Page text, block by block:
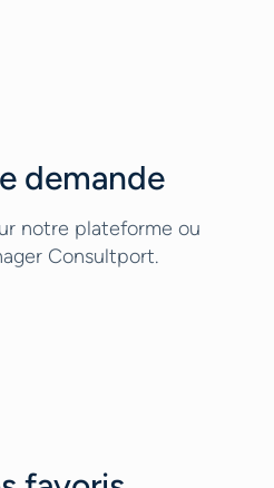
demande
notre plateforme ou
Consultport.